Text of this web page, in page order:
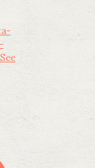
See